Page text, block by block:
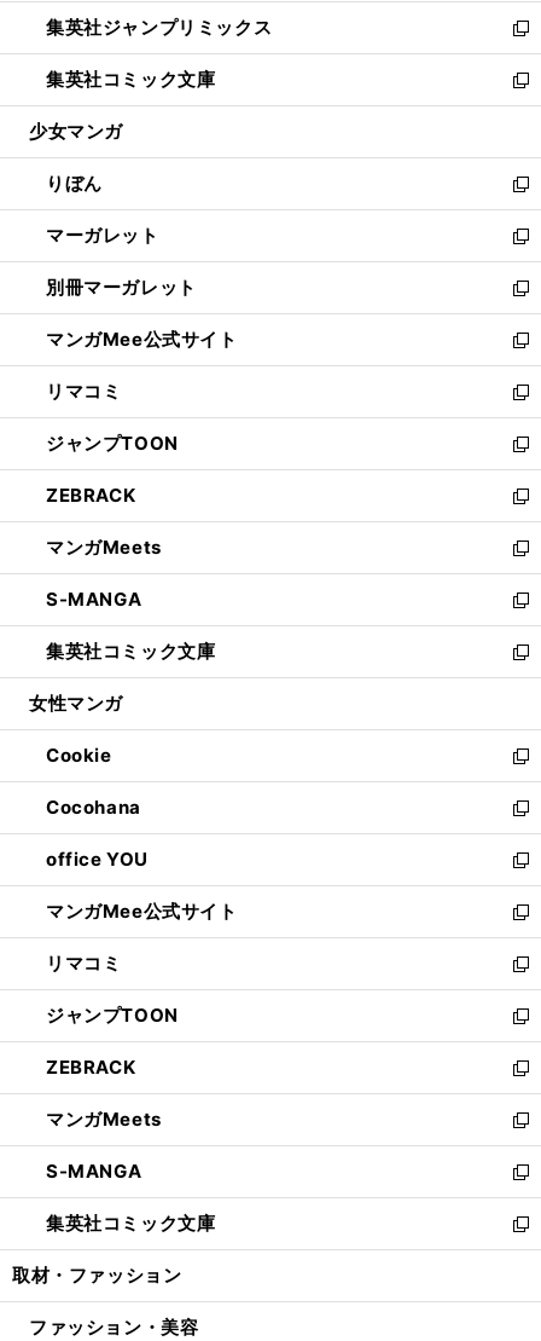
く
で
開
く
ド
ウ
で
開
ウ
ィ
ン
ド
ウ
開
く
し
い
ウ
ィ
ン
ウ
で
開
く
集英社ジャンプリミックス
新
し
い
ウ
ン
ド
ウ
で
開
く
集英社コミック文庫
新
し
ウ
ィ
ン
ド
ウ
で
開
く
少女マンガ
りぼん
新
し
い
ウ
ィ
ン
ド
ウ
で
開
く
マーガレット
新
し
い
ウ
ィ
ン
ド
ウ
で
開
く
別冊マーガレット
新
し
い
ウ
ィ
ン
ド
ウ
で
開
く
マンガMee公式サイト
新
し
い
ウ
ィ
ン
ド
ウ
で
開
く
リマコミ
新
し
い
ウ
ィ
ン
ド
ウ
で
開
く
ジャンプTOON
新
し
い
ウ
ィ
ン
ド
ウ
で
開
ZEBRACK
新
し
い
ウ
ィ
ン
ド
ウ
開
く
マンガMeets
新
し
い
ウ
ィ
ン
ウ
で
開
く
S-MANGA
新
し
い
ウ
ン
ド
ウ
で
開
く
集英社コミック文庫
新
し
ウ
ィ
ン
ド
ウ
で
開
く
女性マンガ
Cookie
新
し
い
ウ
ィ
ン
ド
ウ
で
開
く
Cocohana
新
し
い
ウ
ィ
ン
ド
ウ
で
開
く
office YOU
新
し
い
ウ
ィ
ン
ド
ウ
で
開
く
マンガMee公式サイト
新
し
い
ウ
ィ
ン
ド
ウ
で
開
く
リマコミ
新
し
い
ウ
ィ
ン
ド
ウ
で
開
く
ジャンプTOON
新
し
い
ウ
ィ
ン
ド
ウ
で
開
ZEBRACK
新
し
い
ウ
ィ
ン
ド
ウ
開
マンガMeets
新
し
い
ウ
ィ
ン
ウ
S-MANGA
新
し
い
ウ
ン
集英社コミック文庫
新
し
ウ
取材・ファッション
ファッション・美容